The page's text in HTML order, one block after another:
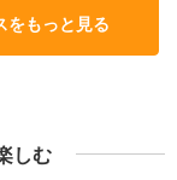
をもっと見る
しむ